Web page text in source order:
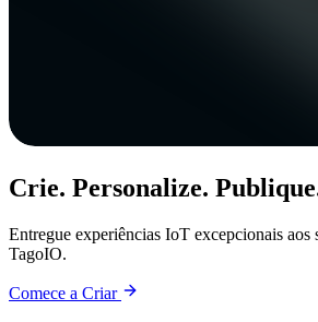
Crie. Personalize.
Entregue experiências IoT excepcionais aos
TagoIO.
Comece a Criar